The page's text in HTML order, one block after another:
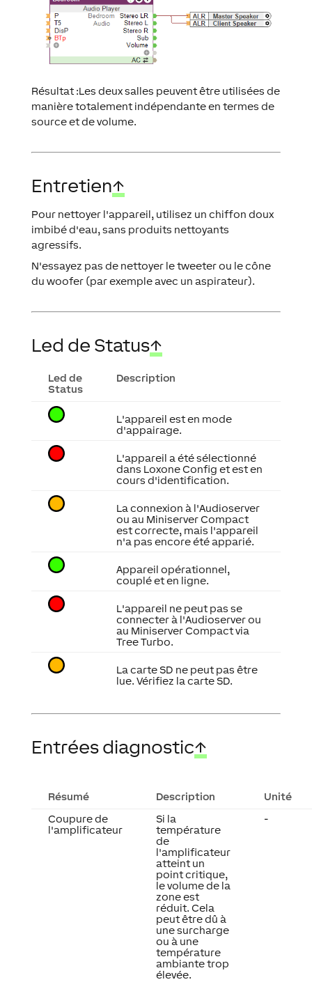
Résultat :Les deux salles peuvent être utilisées de
manière totalement indépendante en termes de
source et de volume.
Entretien↑
Pour nettoyer l'appareil, utilisez un chiffon doux
imbibé d'eau, sans produits nettoyants
agressifs.
N'essayez pas de nettoyer le tweeter ou le cône
du woofer (par exemple avec un aspirateur).
Led de Status↑
Led de
Status
Description
L'appareil est en mode
d'appairage.
L'appareil a été sélectionné
dans Loxone Config et est en
cours d'identification.
La connexion à l'Audioserver
ou au Miniserver Compact
est correcte, mais l'appareil
n'a pas encore été apparié.
Appareil opérationnel,
couplé et en ligne.
L'appareil ne peut pas se
connecter à l'Audioserver ou
au Miniserver Compact via
Tree Turbo.
La carte SD ne peut pas être
lue. Vérifiez la carte SD.
Entrées diagnostic↑
Résumé Description
Unité
Coupure de
l'amplificateur
Si la
température
de
l'amplificateur
atteint un
point critique,
le volume de la
zone est
réduit. Cela
peut être dû à
une surcharge
ou à une
température
ambiante trop
élevée.
-